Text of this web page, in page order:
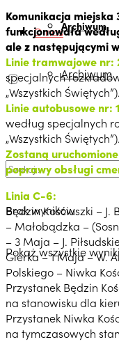
Archiwum
O nas
Archiwum
Brak wyników
Pokaż wszystkie wyniki
Komunikacja
funkcjonowała
ale z następującymi
Linie tramwajowe nr:
specjalnych
„Wszystkich Świętych”).
Linie autobusowe nr:
według specjalnych
„Wszystkich Świętych”).
Zostaną
poprawy obsługi
Linia C-6:
Będzin Kościuszki – J.
– Małobądzka –
– 3 Maja – J.
Gierka – 1 Maja – W.
Polskiego – Niwka
Przystanek Będzin
na stanowisku dla
Przystanek Niwka
na tymczasowych